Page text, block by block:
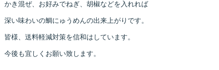
かき混ぜ、お好みでねぎ、胡椒などを入れれば
深い味わいの鯛にゅうめんの出来上がりです。
皆様、送料軽減対策を信和はしています。
今後も宜しくお願い致します。